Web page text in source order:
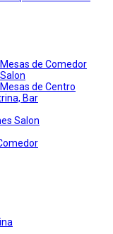
Mesas de Comedor
Salon
Mesas de Centro
Bar
Salon